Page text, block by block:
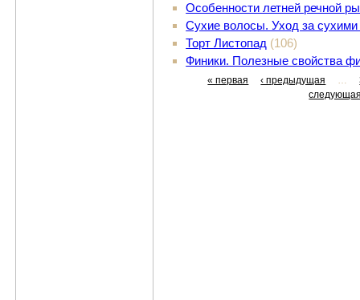
Особенности летней речной
Сухие волосы. Уход за
Торт Листопад (106)
Финики. Полезные свойства
« первая ‹ предыдущая …